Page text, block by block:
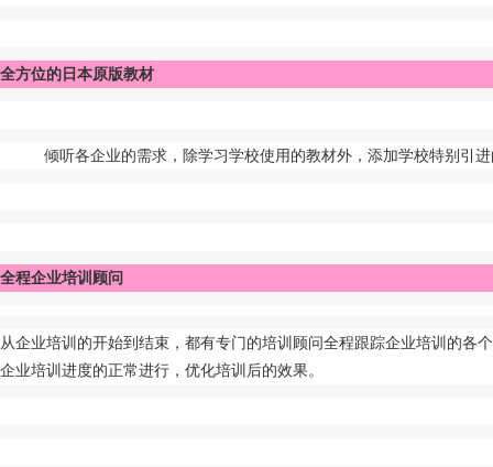
全方位的日本原版教材
倾听各企业的需求，除学习学校使用的教材外，添加学校特别引
全程企业培训顾问
从企业培训的开始到结束，都有专门的培训顾问全程跟踪企业培训的
企业培训进度的正常进行，优化培训后的效果。